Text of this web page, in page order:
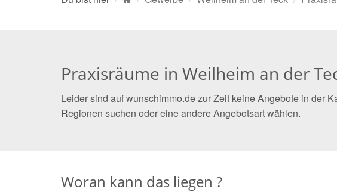
Praxisräume in Weilheim an der
Leider sind auf wunschimmo.de zur Zeit keine Angebote in der
Regionen suchen oder eine andere Angebotsart wählen.
Woran kann das liegen ?